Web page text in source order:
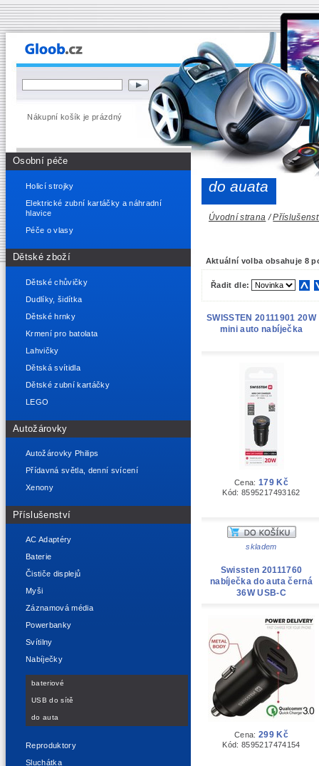
Nákupní košík je prázdný
Osobní péče
Holicí strojky
Elektrické zubní kartáčky a náhradní
hlavice
Péče o vlasy
Dětské zboží
Dětské chůvičky
Dudlíky, šidítka
Dětské hrnky
Krmení pro batolata
Lahvičky
Dětská svítidla
Dětské zubní kartáčky
LEGO
Autožárovky
Autožárovky Philips
Přídavná světla, denní svícení
Xenony
Příslušenství
AC Adaptéry
Baterie
Čističe displejů
Myši
Záznamová média
Powerbanky
Svítilny
Nabíječky
bateriové
USB do sítě
do auta
Reproduktory
Sluchátka
do auata
Úvodní strana /
Aktuální volba obsahuje 8
Řadit dle:
SWISSTEN 20111901 20W
mini auto nabíječka
Cena: 179 Kč
Kód: 8595217493162
skladem
Swissten 20111760
nabíječka do auta černá
36W USB-C
Cena: 299 Kč
Kód: 8595217474154